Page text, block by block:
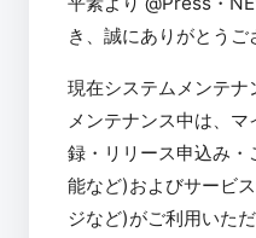
き、誠にありがとうご
現在システムメンテナ
メンテナンス中は、
録・リリース申込み
能など)およびサービ
ジなど)がご利用いただ